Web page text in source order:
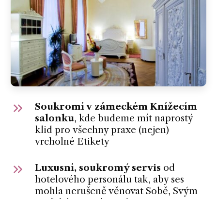
Soukromí v zámeckém Knížecím
salonku, kde budeme mít naprostý
klid pro všechny praxe (nejen)
vrcholné Etikety
Luxusní, soukromý servis od
hotelového personálu tak, aby ses
mohla nerušeně věnovat Sobě, Svým